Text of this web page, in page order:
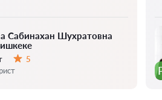
Сабинахан Шухратовна
Оценка:
5